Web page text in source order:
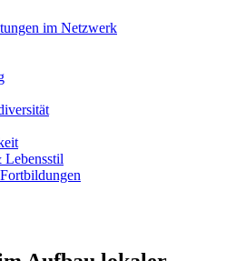
im Netzwerk
Lebensstil